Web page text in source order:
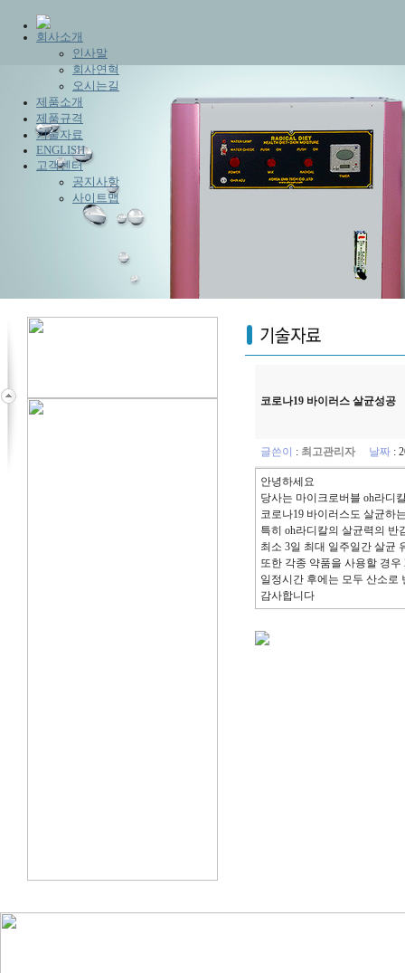
회사소개
인사말
회사연혁
오시는길
제품소개
제품규격
기술자료
ENGLISH
고객센터
공지사항
사이트맵
코로나19 바이러스 살균성공
글쓴이 : 최고관리자 날짜:
안녕하세요
당사는 마이크로버블 oh라디
코로나19 바이러스도 살균하
특히 oh라디칼의 살균력의 반
최소 3일 최대 일주일간 살균
또한 각종 약품을 사용할 경
일정시간 후에는 모두 산소로
감사합니다